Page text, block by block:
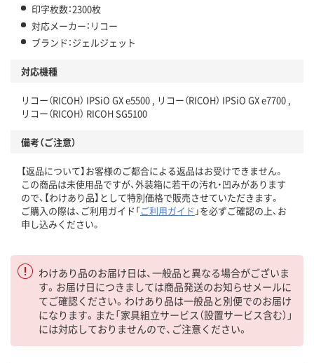
印字枚数：2300枚
対応メーカー：リコー
ブランド：ジェルジェット
対応機種
リコー（RICOH） IPSiO GX e5500 , リコー（RICOH） IPSiO GX e7700 ,
リコー（RICOH） RICOH SG5100
備考（ご注意）
【返品について】お客様のご都合による返品はお受けできません。
この商品は未使用品ですが、外装箱に若干の汚れ・凹みがあります
ので、【わけあり品】として特別価格で販売させていただきます。
ご購入の際は、ご利用ガイド「ご利用ガイド 」を必ずご確認の上、お
申し込みください。
わけあり品のお届け日は、一般品と異なる場合がございま
す。お届け日につきましては商品発送のお知らせメールに
てご確認ください。わけあり品は一般品と別便でのお届け
になります。また「家具組立サービス（設置サービス含む）」
には対応しておりませんので、ご注意ください。